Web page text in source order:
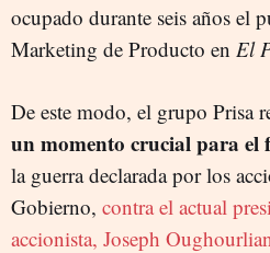
ocupado durante seis años el
Marketing de Producto en El
De este modo, el grupo Prisa
un momento crucial para el
la guerra declarada por los
Gobierno, contra el actual
accionista, Joseph Oughourlian